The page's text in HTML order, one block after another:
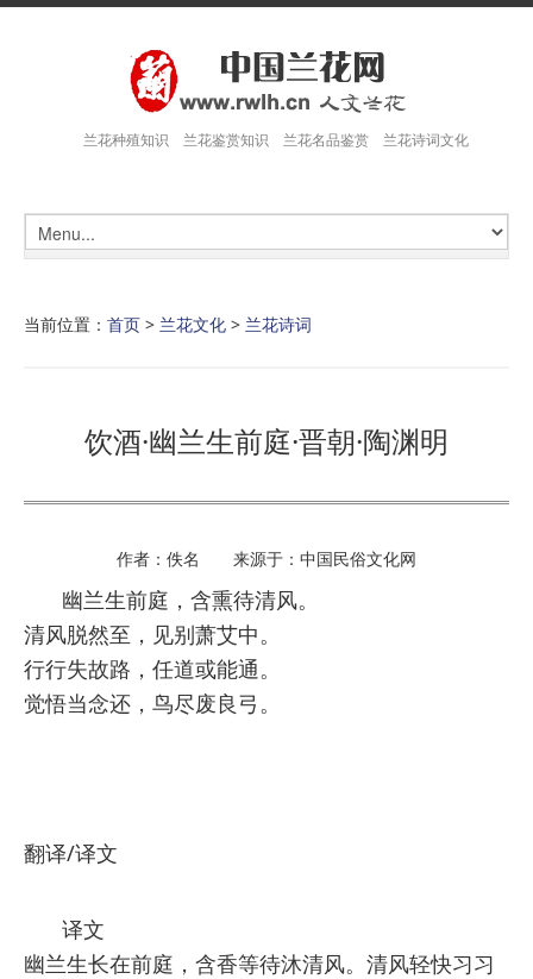
兰花种殖知识 兰花鉴赏知识 兰花名品鉴赏 兰花诗词文化
当前位置： 首页 > 兰花文化 > 兰花诗词
饮酒·幽兰生前庭·晋朝·陶渊明
作者：佚名 来源于：中国民俗文化网
幽兰生前庭，含熏待清风。
清风脱然至，见别萧艾中。
行行失故路，任道或能通。
觉悟当念还，鸟尽废良弓。
翻译/译文
译文
幽兰生长在前庭，含香等待沐清风。清风轻快习习